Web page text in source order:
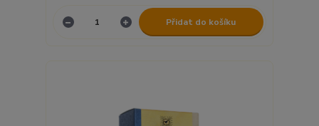
Přidat do košíku